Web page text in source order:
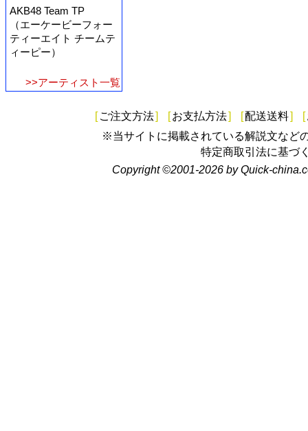
AKB48 Team TP
（エーケービーフォー
ティーエイト チームテ
ィーピー）
>>アーティスト一覧
[ ご注文方法] [お支払方法] [配送送料] [
※当サイトに掲載されている解説文など
特定商取引法に基づ
Copyright ©2001-2026 by Quick-